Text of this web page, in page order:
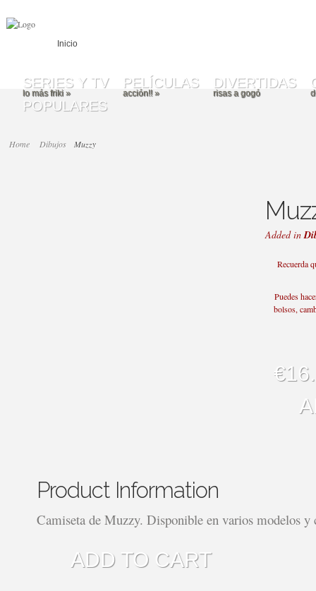
Inicio
SERIES Y TV
lo más friki »
PELÍCULAS
acción!!»
DIVERTIDAS
risas a gogó
POPULARES
Home Dibujos Muzzy
Added in
Recuerda
Puedes
bolsos,
Product Information
Camiseta de Muzzy. Disponible en varios modelos y
ADD TO CART